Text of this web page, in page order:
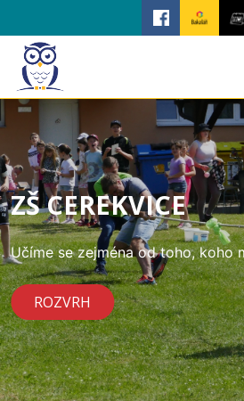
ZŠ CEREKVICE
Učíme se zejména od toho, koho
ROZVRH